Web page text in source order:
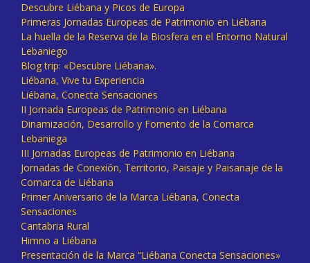
Descubre Liébana y Picos de Europa
Primeras Jornadas Europeas de Patrimonio en Liébana
La huella de la Reserva de la Biosfera en el Entorno Natural
Lebaniego
Blog trip: «Descubre Liébana».
Liébana, Vive tu Experiencia
Liébana, Conecta Sensaciones
II Jornada Europeas de Patrimonio en Liébana
Dinamización, Desarrollo y Fomento de la Comarca
Lebaniega
III Jornadas Europeas de Patrimonio en Liébana
Jornadas de Conexión, Territorio, Paisaje y Paisanaje de la
Comarca de Liébana
Primer Aniversario de la Marca Liébana, Conecta
Sensaciones
Cantabria Rural
Himno a Liébana
Presentación de la Marca “Liébana Conecta Sensaciones»